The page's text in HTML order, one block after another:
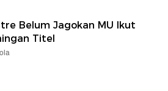
Belum Jagokan MU Ikut
Titel